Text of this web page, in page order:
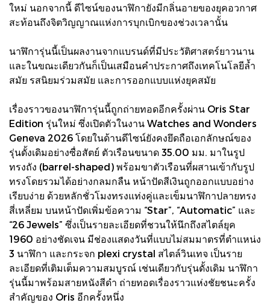
ใหม่ นอกจากนี้ ดีไซน์ของนาฬิกายังมีกลิ่นอายของยุคอวกาศ
สะท้อนถึงจิตวิญญาณแห่งการบุกเบิกของช่วงเวลานั้น
นาฬิการุ่นนี้เป็นผลงานจากแบรนด์ที่มีประวัติศาสตร์ยาวนาน
และในขณะเดียวกันก็เป็นเสมือนคำประกาศถึงเทคโนโลยีล้ำ
สมัย รสนิยมร่วมสมัย และการออกแบบแห่งยุคสมัย
เรื่องราวของนาฬิการุ่นนี้ถูกถ่ายทอดอีกครั้งผ่าน Oris Star
Edition รุ่นใหม่ ซึ่งเปิดตัวในงาน Watches and Wonders
Geneva 2026 โดยในด้านดีไซน์ยังคงยึดถือเอกลักษณ์ของ
รุ่นดั้งเดิมอย่างซื่อสัตย์ ตัวเรือนขนาด 35.00 มม. มาในรูป
ทรงถัง (barrel-shaped) พร้อมขาตัวเรือนที่ผสานเข้ากับรูป
ทรงโดยรวมได้อย่างกลมกลืน หน้าปัดสีเงินถูกออกแบบอย่าง
เรียบง่าย ด้วยหลักชั่วโมงทรงแท่งคู่และเข็มนาฬิกาปลายทรง
สี่เหลี่ยม บนหน้าปัดเพิ่มข้อความ “Star”, “Automatic” และ
“26 Jewels” ซึ่งเป็นรายละเอียดที่ชวนให้นึกถึงสไตล์ยุค
1960 อย่างชัดเจน มีช่องแสดงวันที่แบบไม่สมมาตรที่ตำแหน่ง
3 นาฬิกา และกระจก plexi crystal สไตล์วินเทจ เป็นราย
ละเอียดที่เติมเต็มความสมบูรณ์ เช่นเดียวกับรุ่นดั้งเดิม นาฬิกา
รุ่นนี้มาพร้อมสายหนังสีดำ ถ่ายทอดเรื่องราวแห่งชัยชนะครั้ง
สำคัญของ Oris อีกครั้งหนึ่ง